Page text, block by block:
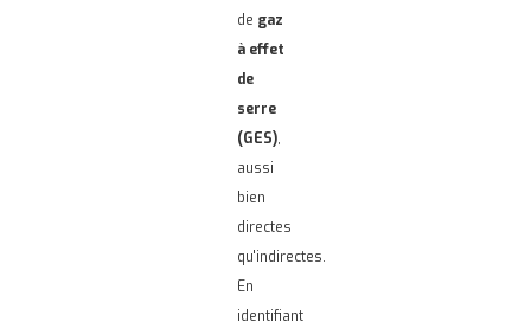
de gaz
à effet
de
serre
(GES),
aussi
bien
directes
qu'indirectes.
En
identifiant